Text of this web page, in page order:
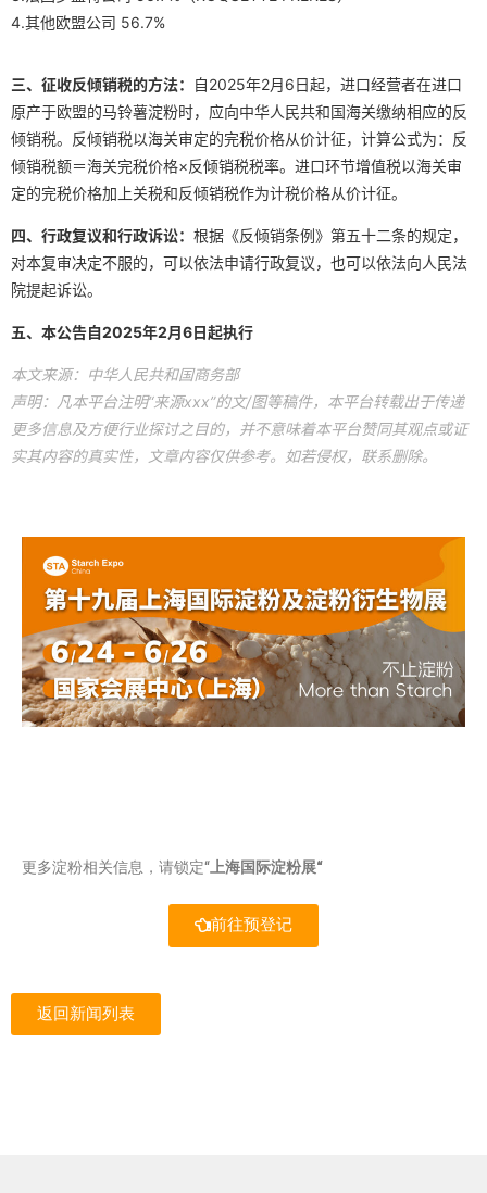
4.其他欧盟公司 56.7%
三、 征收反倾销税的方法：
自2025年2月6日起，进口经营者在进口
原产于欧盟的马铃薯淀粉时，应向中华人民共和国海关缴纳相应的反
倾销税。反倾销税以海关审定的完税价格从价计征，计算公式为：反
倾销税额＝海关完税价格×反倾销税税率。进口环节增值税以海关审
定的完税价格加上关税和反倾销税作为计税价格从价计征。
四、 行政复议和行政诉讼： 根据《反倾销条例》第五十二条的规定，
对本复审决定不服的，可以依法申请行政复议，也可以依法向人民法
院提起诉讼。
五、 本公告自2025年2月6日起执行
本文来源：中华人民共和国商务部
声明：凡本平台注明“来源xxx”的文/图等稿件，本平台转载出于传递
更多信息及方便行业探讨之目的，并不意味着本平台赞同其观点或证
实其内容的真实性，文章内容仅供参考。如若侵权，联系删除。
更多淀粉相关信息，请锁定“上海国际淀粉展“
前往预登记
返回新闻列表